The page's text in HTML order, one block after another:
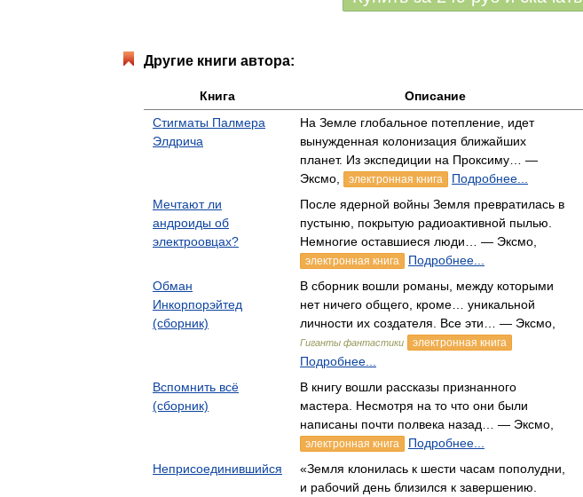
Другие книги автора:
Книга Описание
Стигматы Палмера
Элдрича
На Земле глобальное потепление, идет
вынужденная колонизация ближайших
планет. Из экспедиции на Проксиму… —
Эксмо,
электронная книга Подробнее...
Мечтают ли
андроиды об
электроовцах?
После ядерной войны Земля превратилась в
пустыню, покрытую радиоактивной пылью.
Немногие оставшиеся люди… — Эксмо,
электронная книга Подробнее...
Обман
Инкорпорэйтед
(сборник)
В сборник вошли романы, между которыми
нет ничего общего, кроме… уникальной
личности их создателя. Все эти… — Эксмо,
Гиганты фантастики электронная книга
Подробнее...
Вспомнить всё
(сборник)
В книгу вошли рассказы признанного
мастера. Несмотря на то что они были
написаны почти полвека назад… — Эксмо,
электронная книга Подробнее...
Неприсоединившийся
«Земля клонилась к шести часам пополудни,
и рабочий день близился к завершению.